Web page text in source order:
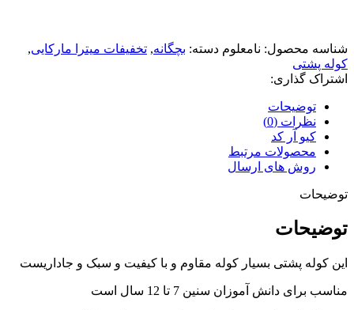
شناسه محصول: نامعلوم دسته: بچگانه, تخفیفات میترا مارکایی,
کوله پشتی
اشتراک گذاری:
توضیحات
نظرات (0)
کیو آر کد
محصولات مرتبط
روش های ارسال
توضیحات
توضیحات
این کوله پشتی بسیار کوله مقاوم و با کیفیت و سبک و جاداریست
مناسب برای دانش آموزان سنین 7 تا 12 سال است